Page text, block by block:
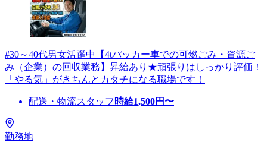
#30～40代男女活躍中【4tパッカー車での可燃ごみ・資源ご
み（企業）の回収業務】昇給あり★頑張りはしっかり評価！
「やる気」がきちんとカタチになる職場です！
配送・物流スタッフ 時給1,500円〜
勤務地